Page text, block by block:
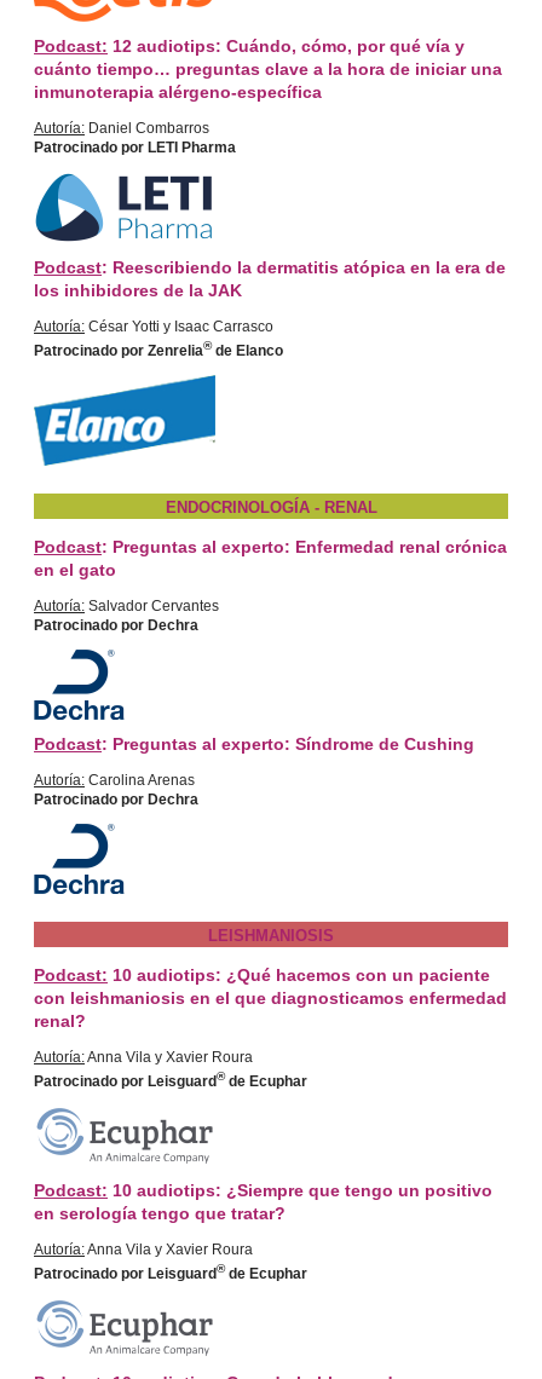
Podcast: 12 audiotips: Cuándo, cómo, por qué vía y
cuánto tiempo… preguntas clave a la hora de iniciar una
inmunoterapia alérgeno-específica
Autoría: Daniel Combarros
Patrocinado por LETI Pharma
Podcast: Reescribiendo la dermatitis atópica en la era de
los inhibidores de la JAK
Autoría: César Yotti y Isaac Carrasco
Patrocinado por Zenrelia®de Elanco
ENDOCRINOLOGÍA - RENAL
Podcast: Preguntas al experto: Enfermedad renal crónica
en el gato
Autoría: Salvador Cervantes
Patrocinado por Dechra
Podcast: Preguntas al experto: Síndrome de Cushing
Autoría: Carolina Arenas
Patrocinado por Dechra
LEISHMANIOSIS
Podcast: 10 audiotips: ¿Qué hacemos con un paciente
con leishmaniosis en el que diagnosticamos enfermedad
renal?
Autoría:Anna Vila y Xavier Roura
Patrocinado por Leisguard®de Ecuphar
Podcast: 10 audiotips: ¿Siempre que tengo un positivo
en serología tengo que tratar?
Autoría:Anna Vila y Xavier Roura
Patrocinado por Leisguard®de Ecuphar